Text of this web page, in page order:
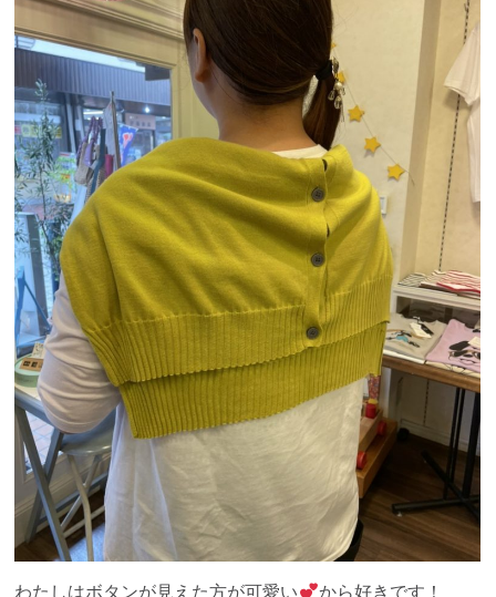
わたしはボタンが見えた方が可愛い から好きです！